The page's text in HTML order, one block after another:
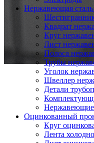
Нержавеющая сталь
Квадрат
Круг
Лист
Полоса
Трубы
Уголок
Швеллер
Детали
Оцинкованный
Круг
Лента